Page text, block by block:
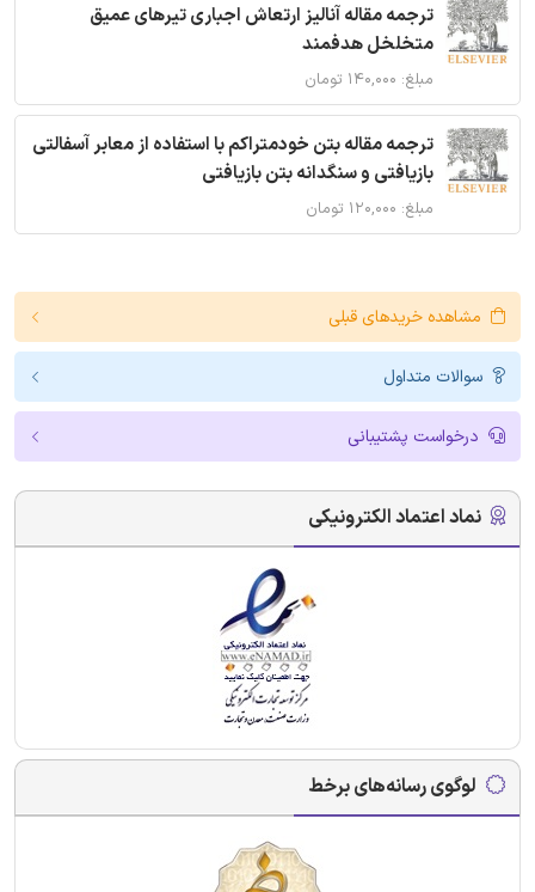
ترجمه مقاله آنالیز ارتعاش اجباری تیرهای عمیق
متخلخل هدفمند
مبلغ: ۱۴۰,۰۰۰ تومان
ترجمه مقاله بتن خودمتراکم با استفاده از معابر آسفالتی
بازیافتی و سنگدانه بتن بازیافتی
مبلغ: ۱۲۰,۰۰۰ تومان
مشاهده خریدهای قبلی
سوالات متداول
درخواست پشتیبانی
نماد اعتماد الکترونیکی
لوگوی رسانه‌های برخط